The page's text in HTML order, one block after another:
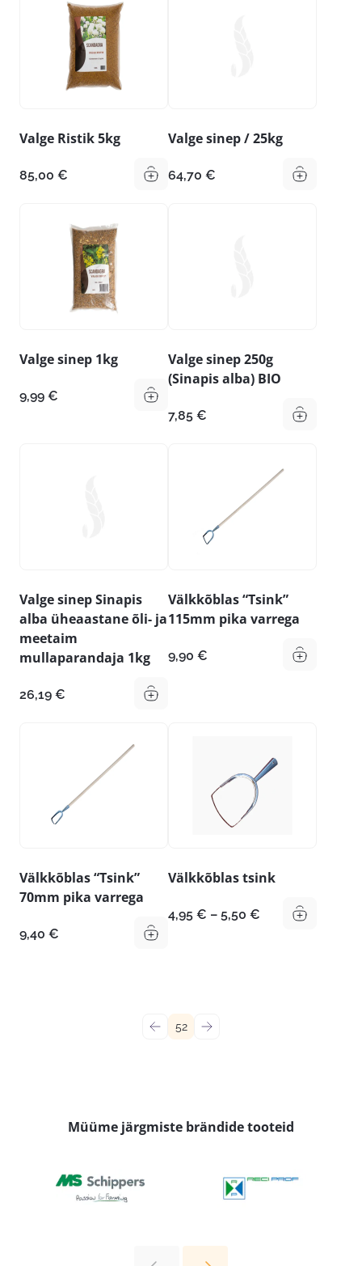
Valge Ristik 5kg
85,00 €
Valge sinep / 25kg
64,70 €
Valge sinep 1kg
9,99 €
Valge sinep 250g
(Sinapis alba) BIO
7,85 €
Valge sinep Sinapis
alba üheaastane õli- ja
meetaim
mullaparandaja 1kg
26,19 €
Välkkõblas “Tsink”
115mm pika varrega
9,90 €
Välkkõblas “Tsink”
70mm pika varrega
9,40 €
Välkkõblas tsink
4,95 € – 5,50 € Hinnavahemik:
← 52 →
Müüme järgmiste brändide tooteid